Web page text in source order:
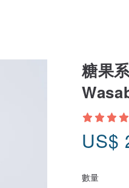
糖果
US$
數量